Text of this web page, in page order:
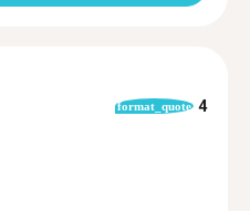
format_quote 4